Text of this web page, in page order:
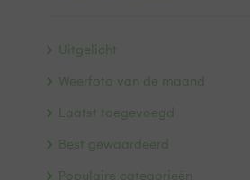
Uitgelicht
Weerfoto van de maand
Laatst toegevoegd
Best gewaardeerd
Populaire categorieën